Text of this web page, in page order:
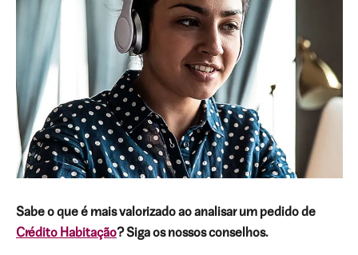
Sabe o que é mais valorizado ao analisar um pedido de
Crédito Habitação? Siga os nossos conselhos.